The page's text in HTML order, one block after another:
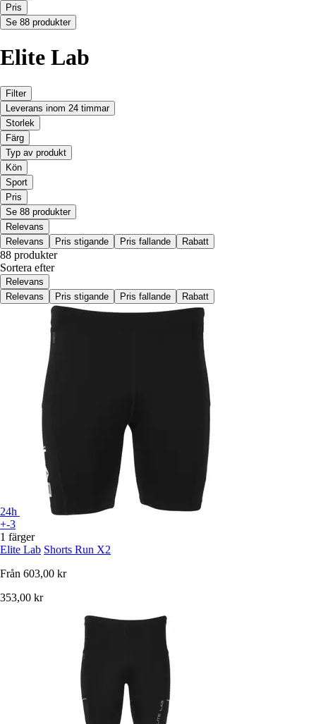
Pris
Se 88 produkter
Elite Lab
Filter
Leverans inom 24 timmar
Storlek
Färg
Typ av produkt
Kön
Sport
Pris
Se 88 produkter
Relevans
Relevans
Pris stigande Pris fallande Rabatt
88 produkter
Sortera efter
Relevans
Relevans
Pris stigande Pris fallande Rabatt
24h
+-3
1 färger
Elite Lab Shorts Run X2
Från 603,00 kr
353,00 kr